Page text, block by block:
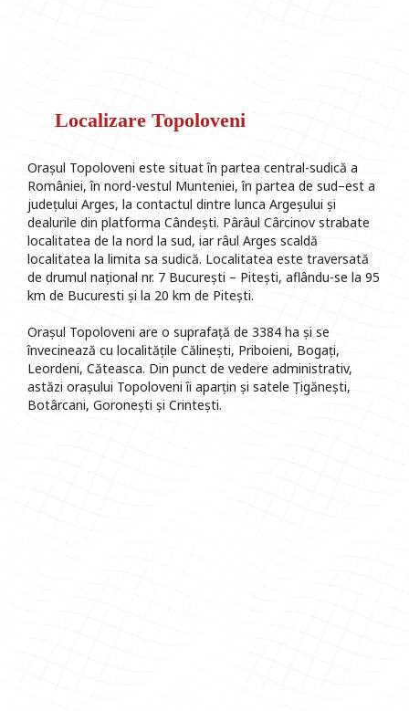
Localizare Topoloveni
Orașul Topoloveni este situat în partea central-sudică a
României, în nord-vestul Munteniei, în partea de sud–est a
județului Arges, la contactul dintre lunca Argeșului și
dealurile din platforma Cândești. Pârâul Cârcinov strabate
localitatea de la nord la sud, iar râul Arges scaldă
localitatea la limita sa sudică. Localitatea este traversată
de drumul național nr. 7 București – Pitești, aflându-se la 95
km de Bucuresti și la 20 km de Pitești.
Orașul Topoloveni are o suprafață de 3384 ha și se
învecinează cu localitățile Călinești, Priboieni, Bogați,
Leordeni, Căteasca. Din punct de vedere administrativ,
astăzi orașului Topoloveni îi aparțin și satele Țigănești,
Botârcani, Goronești și Crintești.